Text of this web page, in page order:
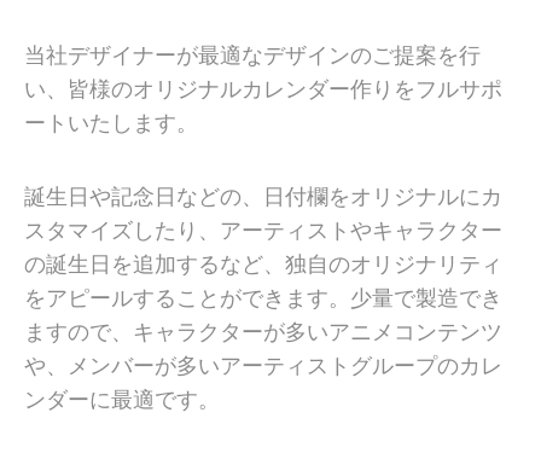
当社デザイナーが最適なデザインのご提案を行
い、皆様のオリジナルカレンダー作りをフルサポ
ートいたします。
誕生日や記念日などの、日付欄をオリジナルにカ
スタマイズしたり、アーティストやキャラクター
の誕生日を追加するなど、独自のオリジナリティ
をアピールすることができます。少量で製造でき
ますので、キャラクターが多いアニメコンテンツ
や、メンバーが多いアーティストグループのカレ
ンダーに最適です。